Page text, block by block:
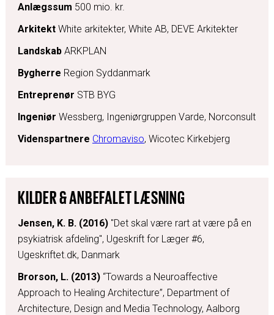
Anlægssum 500 mio. kr.
Arkitekt White arkitekter, White AB, DEVE Arkitekter
LandskabARKPLAN
Bygherre Region Syddanmark
Entreprenør STB BYG
Ingeniør Wessberg, Ingeniørgruppen Varde, Norconsult
Videnspartnere Chromaviso, Wicotec Kirkebjerg
KILDER & ANBEFALET LÆSNING
Jensen, K. B. (2016)"Det skal være rart at være på en
psykiatrisk afdeling", Ugeskrift for Læger #6,
Ugeskriftet.dk, Danmark
Brorson, L. (2013)“Towards a Neuroaffective
Approach to Healing Architecture”, Department of
Architecture, Design and Media Technology, Aalborg